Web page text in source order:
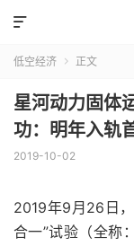

低空经济  正文
星河动力固体
功：明年入轨
2019-10-02
2019年9月26日
合一”试验（全称